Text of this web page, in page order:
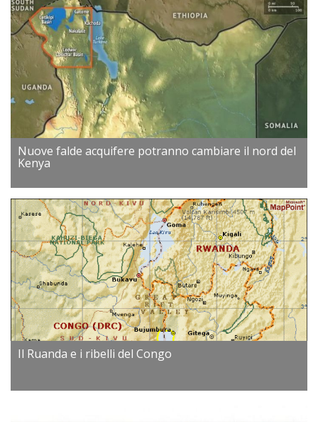
Nuove falde acquifere potranno cambiare il nord del
Kenya
Il Ruanda e i ribelli del Congo